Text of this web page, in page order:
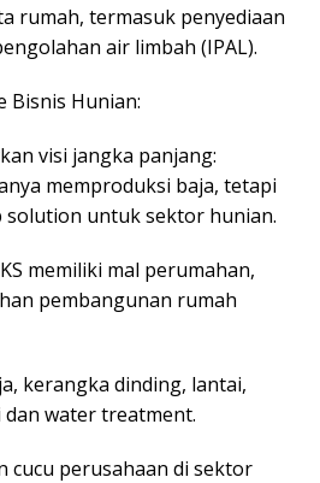
rumah, termasuk penyediaan
air limbah (IPAL).
Bisnis Hunian:
visi jangka panjang:
memproduksi baja, tetapi
solution untuk sektor hunian.
memiliki mal perumahan,
pembangunan rumah
kerangka dinding, lantai,
water treatment.
cucu perusahaan di sektor